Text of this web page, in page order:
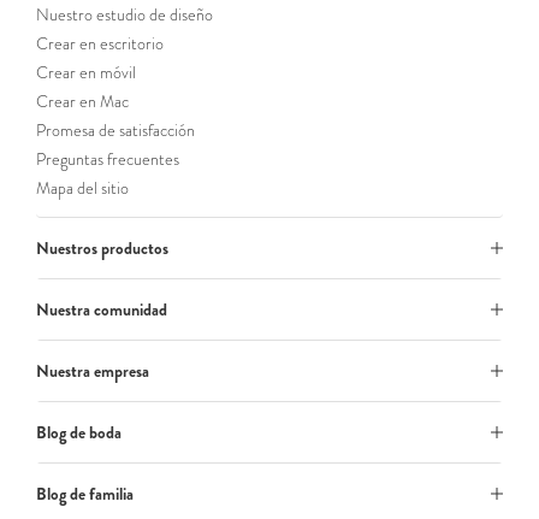
Nuestro estudio de diseño
Crear en escritorio
Crear en móvil
Crear en Mac
Promesa de satisfacción
Preguntas frecuentes
Mapa del sitio
Nuestros productos
Nuestra comunidad
Nuestra empresa
Blog de boda
Blog de familia